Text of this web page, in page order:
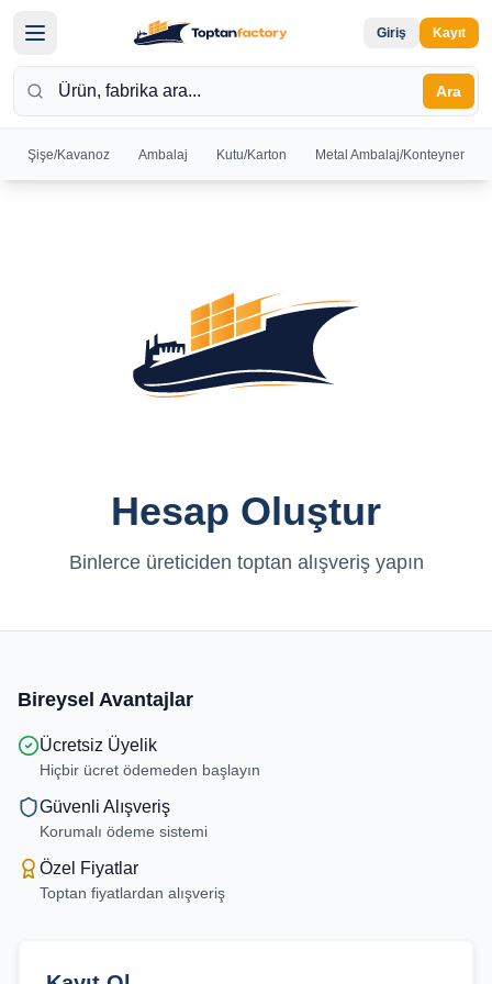
Giriş Kayıt
Ara
Şişe/Kavanoz Ambalaj Kutu/Karton Metal Ambalaj/Konteyner
Firmalar
Ürünler
POPÜLER
KATEGORILER
Şişe ve Kavanoz Üreticileri
Ambalaj Üreticileri
Kutu ve Karton Üreticileri
Hesap Oluştur
Binlerce üreticiden toptan alışveriş yapın
Bireysel Avantajlar
Ücretsiz Üyelik
Hiçbir ücret ödemeden başlayın
Güvenli Alışveriş
Korumalı ödeme sistemi
Özel Fiyatlar
Toptan fiyatlardan alışveriş